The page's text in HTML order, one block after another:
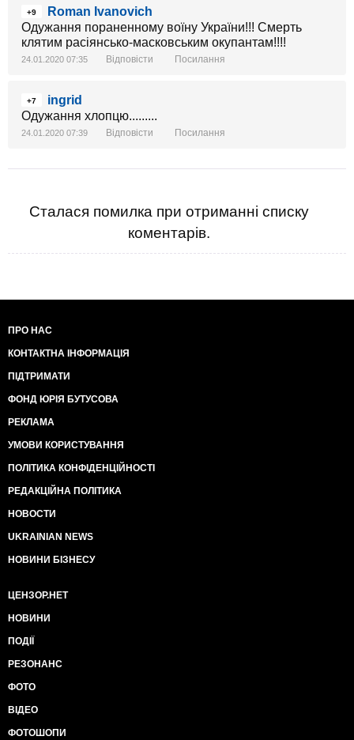
+9
Roman Ivanovich
Одужання пораненному воїну України!!! Смерть
клятим расіянсько-масковським окупантам!!!!
24.01.2020 07:35 Відповісти Посилання
+7
ingrid
Одужання хлопцю.........
24.01.2020 07:39 Відповісти Посилання
Сталася помилка при отриманні списку
коментарів.
ПРО НАС
КОНТАКТНА ІНФОРМАЦІЯ
ПІДТРИМАТИ
ФОНД ЮРІЯ БУТУСОВА
РЕКЛАМА
УМОВИ КОРИСТУВАННЯ
ПОЛІТИКА КОНФІДЕНЦІЙНОСТІ
РЕДАКЦІЙНА ПОЛІТИКА
НОВОСТИ
UKRAINIAN NEWS
НОВИНИ БІЗНЕСУ
ЦЕНЗОР.НЕТ
НОВИНИ
ПОДІЇ
РЕЗОНАНС
ФОТО
ВІДЕО
ФОТОШОПИ